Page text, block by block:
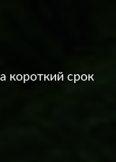
короткий срок